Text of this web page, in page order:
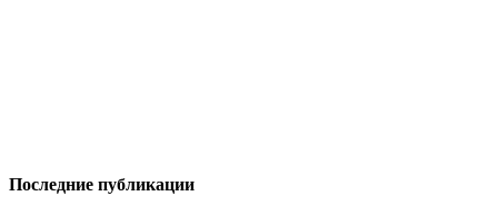
Последние публикации